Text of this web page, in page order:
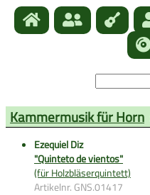
Kammermusik für Horn
Ezequiel Diz
"Quinteto de vientos"
(für Holzbläserquintett)
Artikelnr. GNS.01417